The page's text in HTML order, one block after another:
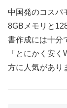
中国発のコスパ
8GBメモリと
書作成には十分
「とにかく安
方に人気があり